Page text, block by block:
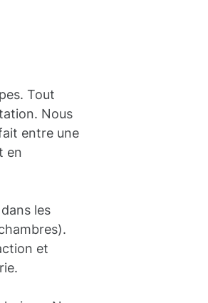
Tout
Nous
entre une
en
les
et